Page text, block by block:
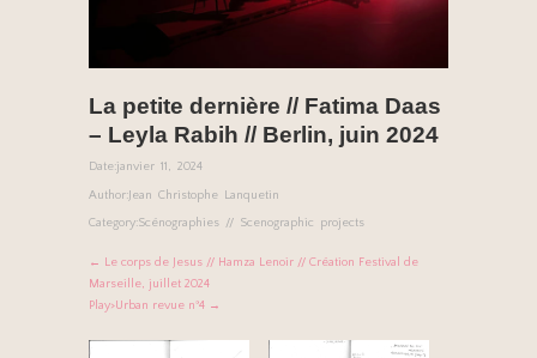
La petite dernière // Fatima Daas
– Leyla Rabih // Berlin, juin 2024
Date:janvier 11, 2024
Author:Jean Christophe Lanquetin
Category:Scénographies // Scenographic projects
← Le corps de Jesus // Hamza Lenoir // Création Festival de
Marseille, juillet 2024
Play>Urban revue n°4 →